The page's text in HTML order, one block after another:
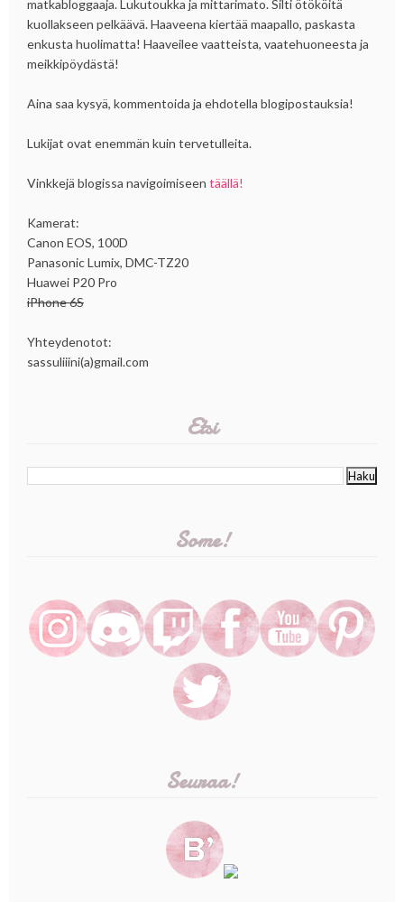
matkabloggaaja. Lukutoukka ja mittarimato. Silti ötököitä
kuollakseen pelkäävä. Haaveena kiertää maapallo, paskasta
enkusta huolimatta! Haaveilee vaatteista, vaatehuoneesta ja
meikkipöydästä!
Aina saa kysyä, kommentoida ja ehdotella blogipostauksia!
Lukijat ovat enemmän kuin tervetulleita.
Vinkkejä blogissa navigoimiseen täällä!
Kamerat:
Canon EOS, 100D
Panasonic Lumix, DMC-TZ20
Huawei P20 Pro
iPhone 6S
Yhteydenotot:
sassuliiini(a)gmail.com
Etsi
Some!
Seuraa!